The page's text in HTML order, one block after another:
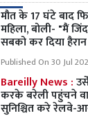
मौत के 17 घंटे बाद
महिला, बोली- "मैं
सबको कर दिया हैरान
Published On 30 Jul
Bareilly News :
करके बरेली पहुंचने
सुनिश्चित करे रेलवे-